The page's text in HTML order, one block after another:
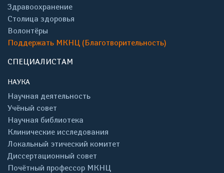
Здравоохранение
Столица здоровья
Волонтёры
Поддержать МКНЦ (Благотворительность)
СПЕЦИАЛИСТАМ
НАУКА
Научная деятельность
Учёный совет
Научная библиотека
Клинические исследования
Локальный этический комитет
Диссертационный совет
Почётный профессор МКНЦ